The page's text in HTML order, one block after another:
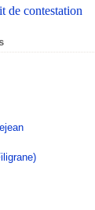
de contestation